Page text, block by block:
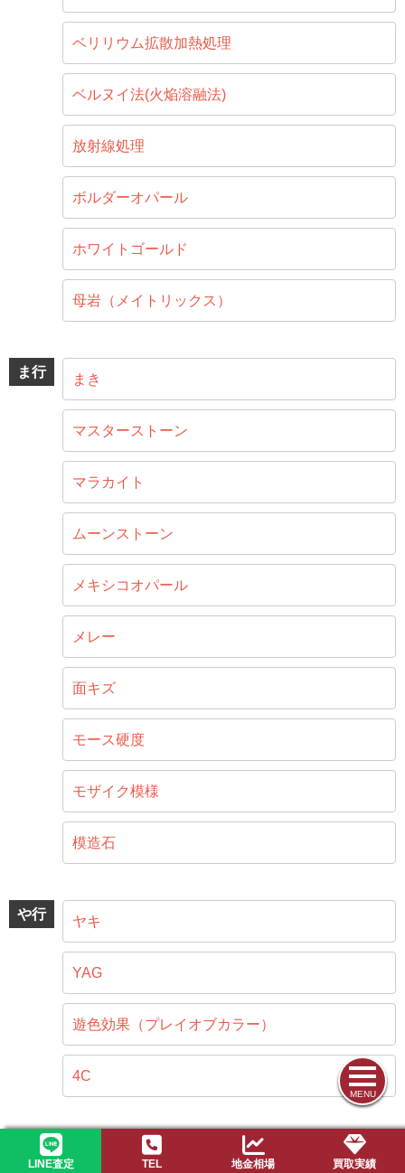
MENU
LINE査定 TEL 地金相場 買取実績
ベリリウム拡散加熱処理
ベルヌイ法(火焔溶融法)
放射線処理
ボルダーオパール
ホワイトゴールド
母岩（メイトリックス）
ま行 まき
マスターストーン
マラカイト
ムーンストーン
メキシコオパール
メレー
面キズ
モース硬度
モザイク模様
模造石
や行 ヤキ
YAG
遊色効果（プレイオブカラー）
4C
ら行 ラピスラズリ